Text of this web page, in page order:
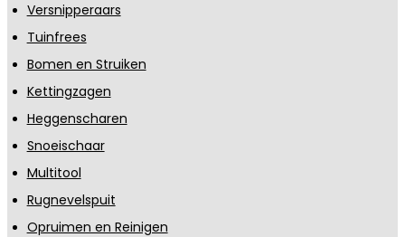
Versnipperaars
Tuinfrees
Bomen en Struiken
Kettingzagen
Heggenscharen
Snoeischaar
Multitool
Rugnevelspuit
Opruimen en Reinigen